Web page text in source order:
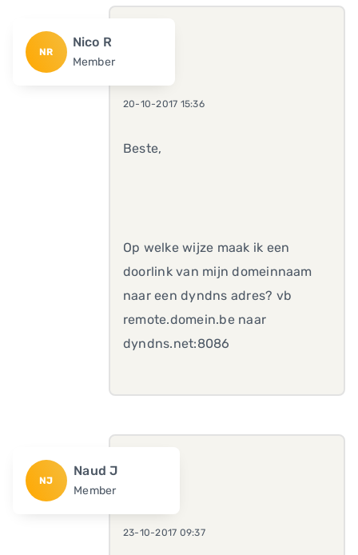
NR
Nico R
Member
20-10-2017 15:36
Beste,
Op welke wijze maak ik een
doorlink van mijn domeinnaam
naar een dyndns adres? vb
remote.domein.be naar
dyndns.net:8086
NJ
Naud J
Member
23-10-2017 09:37